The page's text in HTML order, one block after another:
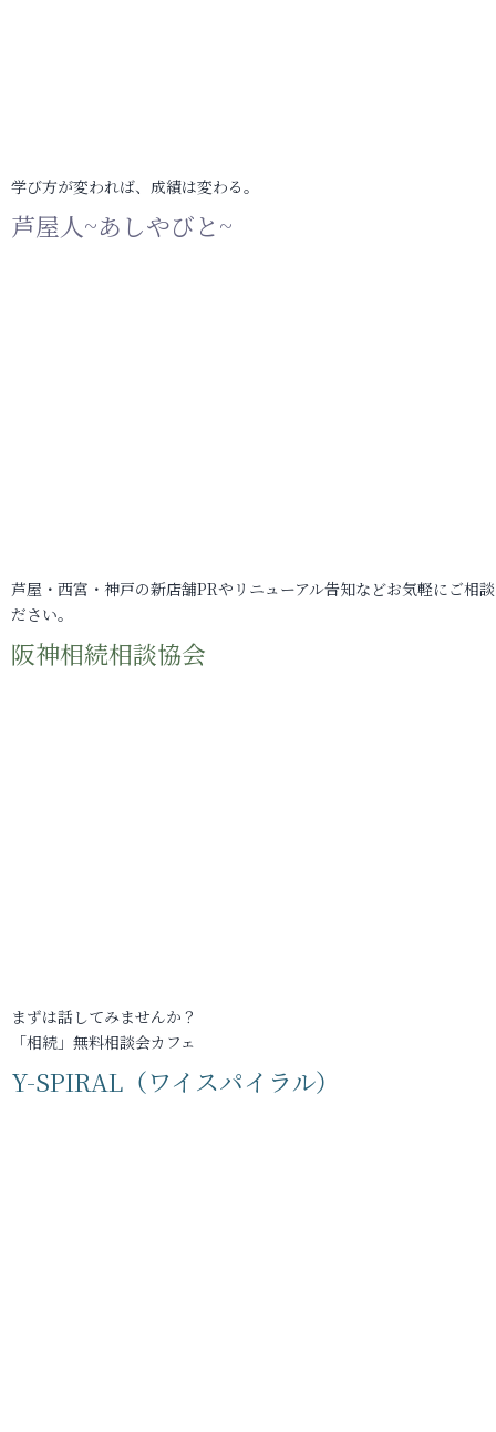
学び方が変われば、成績は変わる。
芦屋人~あしやびと~
芦屋・西宮・神戸の新店舗PRやリニューアル告知などお気軽にご相
ださい。
阪神相続相談協会
まずは話してみませんか？
「相続」無料相談会カフェ
Y-SPIRAL（ワイスパイラル）